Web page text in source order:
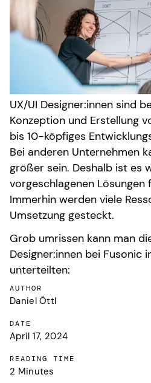
UX/UI Designer:innen sind
Konzeption und Erstellung
bis 10-köpfiges
Bei anderen Unternehmen
größer sein. Deshalb ist es
vorgeschlagenen Lösungen
Immerhin werden viele
Umsetzung gesteckt.
Grob umrissen kann man
Designer:innen bei Fusonic
unterteilten:
AUTHOR
Daniel Öttl
DATE
April 17, 2024
READING TIME
2 Minutes